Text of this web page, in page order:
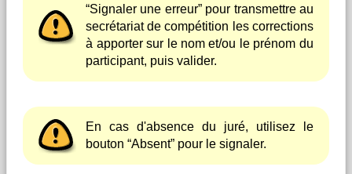
“Signaler une erreur” pour transmettre au
secrétariat de compétition les corrections
à apporter sur le nom et/ou le prénom du
participant, puis valider.
En cas d'absence du juré, utilisez le
bouton “Absent” pour le signaler.